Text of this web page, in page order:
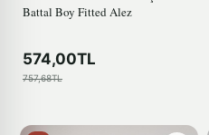
Battal Boy Fitted Alez
574,00TL
757,68TL